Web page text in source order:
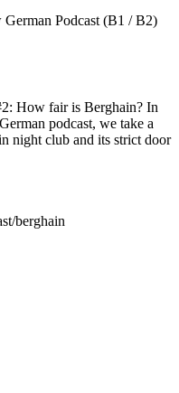
Podcast (B1 / B2)
How fair is Berghain? In
podcast, we take a
night club and its strict door
berghain